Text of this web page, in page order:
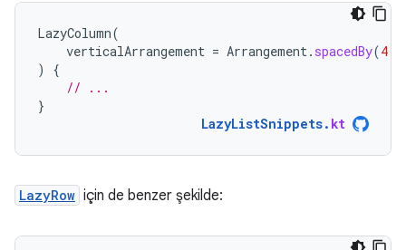
LazyColumn(
verticalArrangement = Arrangement. spacedBy(4.
)
{
// ...
}
LazyListSnippets. kt
LazyRow için de benzer şekilde: